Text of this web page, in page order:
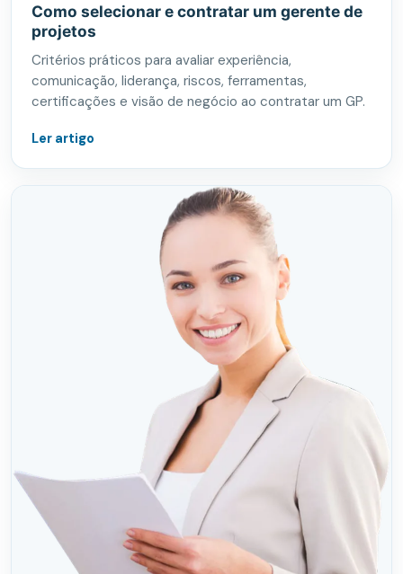
Como selecionar e contratar um gerente de
projetos
Critérios práticos para avaliar experiência,
comunicação, liderança, riscos, ferramentas,
certificações e visão de negócio ao contratar um GP.
Ler artigo